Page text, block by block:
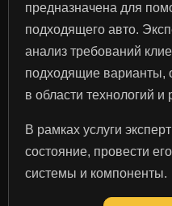
предназначена для
подходящего авто.
анализ требований
подходящие варианты,
в области технологий и
В рамках услуги
состояние, провести
системы и компоненты.